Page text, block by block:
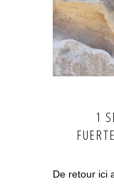
1
De retour ici